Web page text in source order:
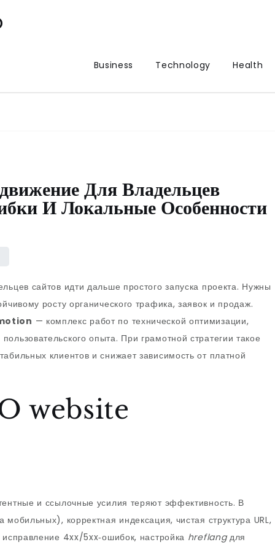
Business Technology Health
Для Владельцев
И Локальные Особенности
сайтов идти дальше простого запуска проекта. Нужны
росту органического трафика, заявок и продаж.
— комплекс работ по технической оптимизации,
опыта. При грамотной стратегии такое
клиентов и снижает зависимость от платной
website
и ссылочные усилия теряют эффективность. В
корректная индексация, чистая структура URL,
4xx/5xx‑ошибок, настройка hreflangдля